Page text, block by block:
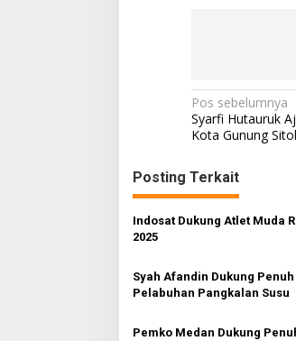
Navigasi
pos
Pos sebelumnya
Syarfi Hutauruk
Kota Gunung
Posting Terkait
Indosat Dukung Atlet Muda
2025
Syah Afandin Dukung
Pelabuhan Pangkalan Susu
Pemko Medan Dukung